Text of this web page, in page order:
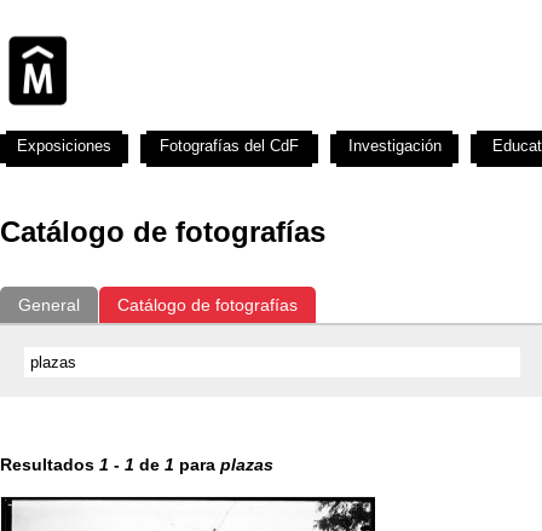
Catálogo de fotografías
General Catálogo de fotografías
Resultados 1 - 1 de 1 para plazas
Exposiciones Fotografías del CdF Investigación